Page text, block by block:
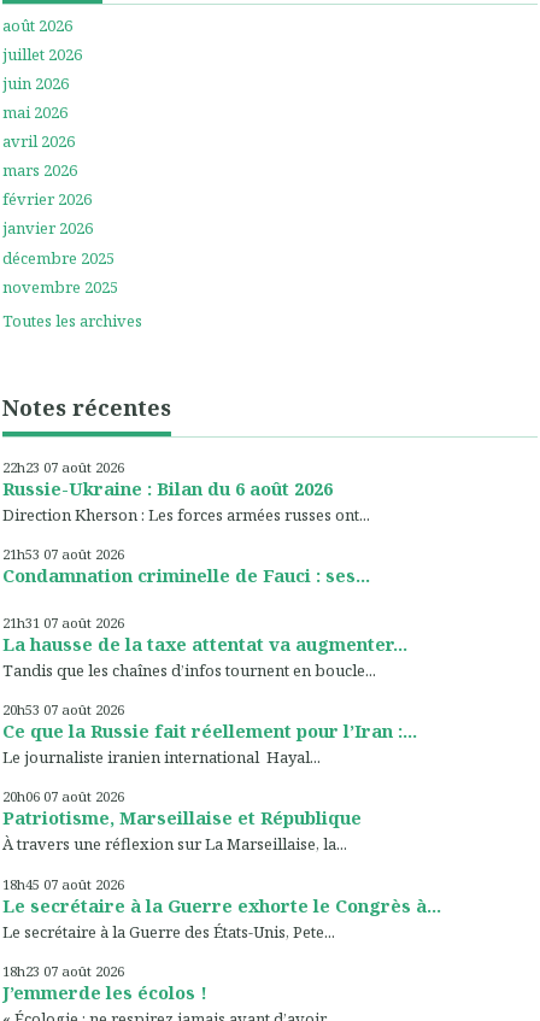
août 2026
juillet 2026
juin 2026
mai 2026
avril 2026
mars 2026
février 2026
janvier 2026
décembre 2025
novembre 2025
Toutes les archives
Notes récentes
22h23 07 août 2026
Russie-Ukraine : Bilan du 6 août 2026
Direction Kherson : Les forces armées russes ont...
21h53 07 août 2026
Condamnation criminelle de Fauci : ses...
21h31 07 août 2026
La hausse de la taxe attentat va augmenter...
Tandis que les chaînes d’infos tournent en boucle...
20h53 07 août 2026
Ce que la Russie fait réellement pour l’Iran :...
Le journaliste iranien international Hayal...
20h06 07 août 2026
Patriotisme, Marseillaise et République
À travers une réflexion sur La Marseillaise, la...
18h45 07 août 2026
Le secrétaire à la Guerre exhorte le Congrès à...
Le secrétaire à la Guerre des États-Unis, Pete...
18h23 07 août 2026
J’emmerde les écolos !